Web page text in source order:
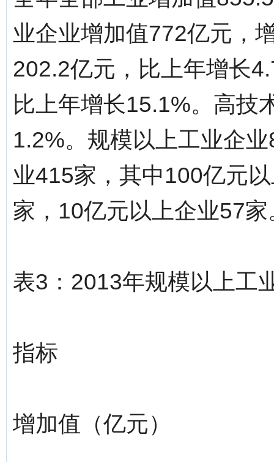
业企业增加值772亿元，
202.2亿元，比上年增长
比上年增长15.1%。高技
1.2%。规模以上工业企
业415家，其中100亿元
家，10亿元以上企业57家
表3：2013年规模以上工
指标
增加值（亿元）